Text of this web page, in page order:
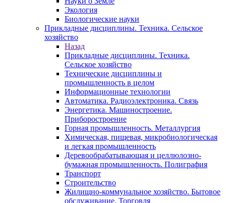
Экология
Биологические науки
Прикладные дисциплины. Техника. Сельское
хозяйство
Назад
Прикладные дисциплины. Техника.
Сельское хозяйство
Технические дисциплины и
промышленность в целом
Информационные технологии
Автоматика. Радиоэлектроника. Связь
Энергетика. Машиностроение.
Приборостроение
Горная промышленность. Металлургия
Химическая, пищевая, микробиологическая
и легкая промышленность
Деревообрабатывающая и целлюлозно-
бумажная промышленность. Полиграфия
Транспорт
Строительство
Жилищно-коммунальное хозяйство. Бытовое
обслуживание. Торговля